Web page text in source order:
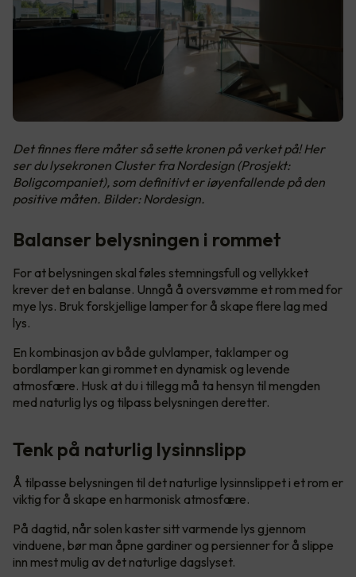
Det finnes flere måter så sette kronen på verket på! Her
ser du lysekronen Cluster fra Nordesign (Prosjekt:
Boligcompaniet), som definitivt er iøyenfallende på den
positive måten. Bilder: Nordesign.
Balanser belysningen i rommet
For at belysningen skal føles stemningsfull og vellykket
krever det en balanse. Unngå å oversvømme et rom med for
mye lys. Bruk forskjellige lamper for å skape flere lag med
lys.
En kombinasjon av både gulvlamper, taklamper og
bordlamper kan gi rommet en dynamisk og levende
atmosfære. Husk at du i tillegg må ta hensyn til mengden
med naturlig lys og tilpass belysningen deretter.
Tenk på naturlig lysinnslipp
Å tilpasse belysningen til det naturlige lysinnslippet i et rom er
viktig for å skape en harmonisk atmosfære.
På dagtid, når solen kaster sitt varmende lys gjennom
vinduene, bør man åpne gardiner og persienner for å slippe
inn mest mulig av det naturlige dagslyset.